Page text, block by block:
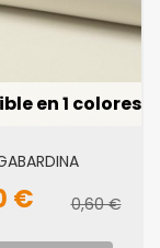
en 1 colores
€ 0,60 €